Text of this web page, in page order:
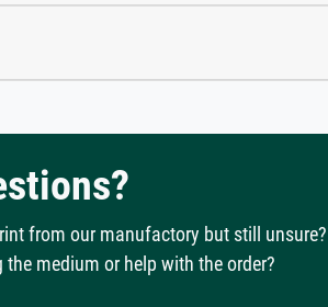
from our manufactory but still
medium or help with the order?